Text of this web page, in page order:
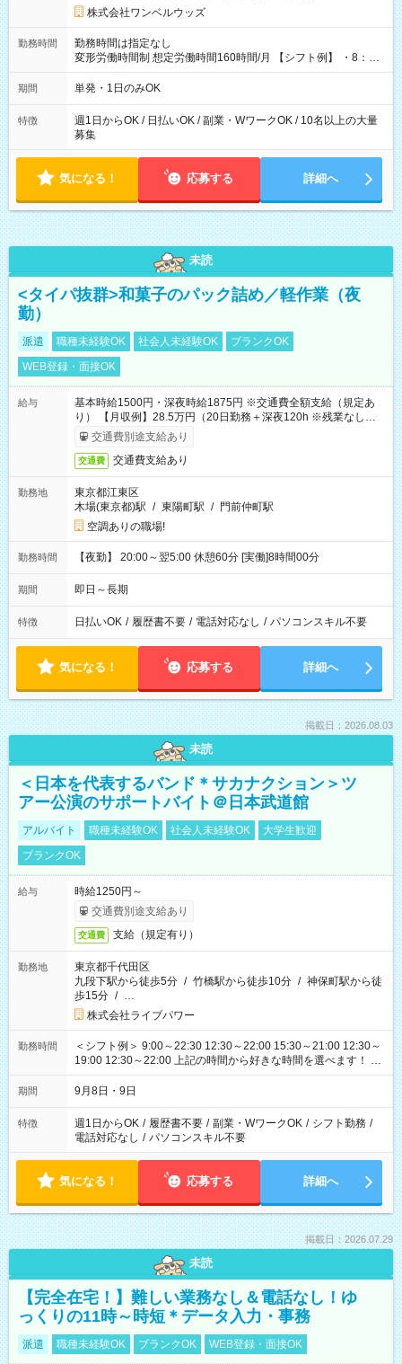
株式会社ワンベルウッズ
勤務時間
勤務時間は指定なし
変形労働時間制 想定労働時間160時間/月 【シフト例】 ・8：00
～21：00
期間 単発・1日のみOK
特徴
週1日からOK / 日払いOK / 副業・WワークOK / 10名以上の大量
募集
気になる！ 応募する 詳細へ
未読
<タイパ抜群>和菓子のパック詰め／軽作業（夜
勤）
派遣 職種未経験OK 社会人未経験OK
ブランクOK
WEB登録・面接OK
給与
基本時給1500円・深夜時給1875円 ※交通費全額支給（規定あ
り） 【月収例】28.5万円（20日勤務＋深夜120h ※残業なしの場
合）交通費別途支給あり
交通費 交通費支給あり
勤務地
東京都江東区
木場(東京都)駅 / 東陽町駅 / 門前仲町駅
空調ありの職場!
勤務時間 【夜勤】 20:00～翌5:00 休憩60分 [実働]8時間00分
期間 即日～長期
特徴 日払いOK / 履歴書不要 / 電話対応なし / パソコンスキル不要
気になる！ 応募する 詳細へ
掲載日：2026.08.03
未読
＜日本を代表するバンド＊サカナクション＞ツ
アー公演のサポートバイト＠日本武道館
アルバイト 職種未経験OK 社会人未経験OK
大学生歓迎
ブランクOK
給与
時給1250円～
交通費別途支給あり
交通費 支給（規定有り）
勤務地
東京都千代田区
九段下駅から徒歩5分 / 竹橋駅から徒歩10分 / 神保町駅から徒
歩15分 / …
株式会社ライブパワー
勤務時間
＜シフト例＞ 9:00～22:30 12:30～22:00 15:30～21:00 12:30～
19:00 12:30～22:00 上記の時間から好きな時間を選べます！ ※
時間は変更となる可能性があります
期間 9月8日・9日
特徴 週1日からOK / 履歴書不要 / 副業・WワークOK / シフト勤務 /
電話対応なし / パソコンスキル不要
気になる！ 応募する 詳細へ
掲載日：2026.07.29
未読
【完全在宅！】難しい業務なし＆電話なし！ゆ
っくりの11時～時短＊データ入力・事務
派遣 職種未経験OK ブランクOK WEB登録・面接OK